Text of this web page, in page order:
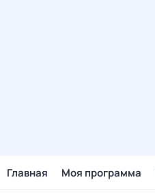
Главная Моя программа